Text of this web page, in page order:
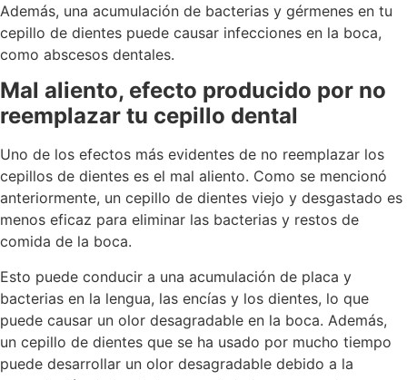
Además, una acumulación de bacterias y gérmenes en tu
cepillo de dientes puede causar infecciones en la boca,
como abscesos dentales.
Mal aliento, efecto producido por no
reemplazar tu cepillo dental
Uno de los efectos más evidentes de no reemplazar los
cepillos de dientes es el mal aliento. Como se mencionó
anteriormente, un cepillo de dientes viejo y desgastado es
menos eficaz para eliminar las bacterias y restos de
comida de la boca.
Esto puede conducir a una acumulación de placa y
bacterias en la lengua, las encías y los dientes, lo que
puede causar un olor desagradable en la boca. Además,
un cepillo de dientes que se ha usado por mucho tiempo
puede desarrollar un olor desagradable debido a la